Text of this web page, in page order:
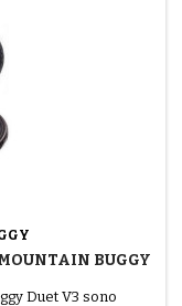
BUGGY
Duet V3 sono